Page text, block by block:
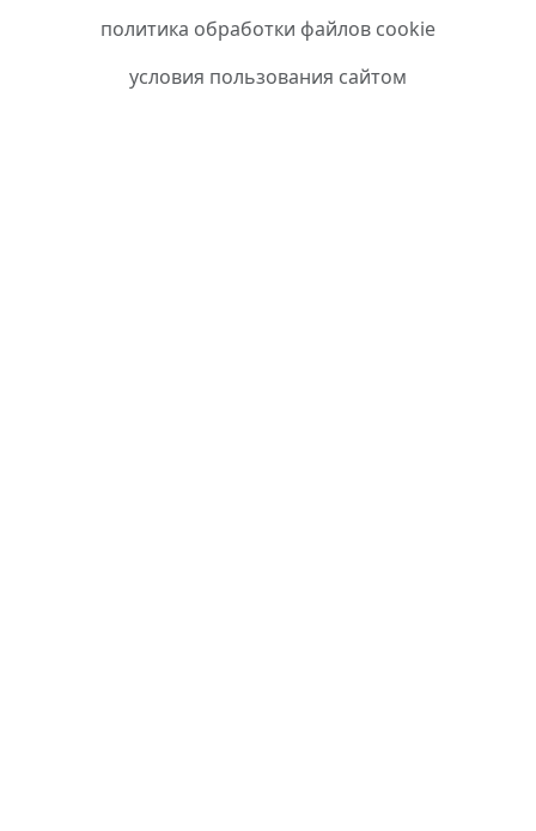
политика обработки файлов cookie
условия пользования сайтом